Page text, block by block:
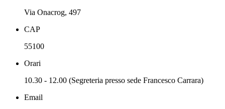
Via Onacrog, 497
CAP
55100
Orari
10.30 - 12.00 (Segreteria presso sede Francesco Carrara)
Email